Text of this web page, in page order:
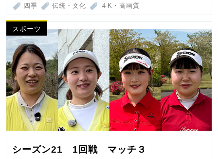
四季 伝統・文化 ４K・高画質
スポーツ
シーズン21 1回戦 マッチ３